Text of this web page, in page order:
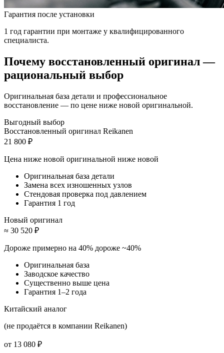
Гарантия после установки
1 год гарантии при монтаже у квалифицированного
специалиста.
Почему восстановленный оригинал —
рациональный выбор
Оригинальная база детали и профессиональное
восстановление — по цене ниже новой оригинальной.
Выгодный выбор
Восстановленный оригинал Reikanen
21 800 ₽
Цена ниже новой оригинальной ниже новой
Оригинальная база детали
Замена всех изношенных узлов
Стендовая проверка под давлением
Гарантия 1 год
Новый оригинал
≈ 30 520 ₽
Дороже примерно на 40% дороже ~40%
Оригинальная база
Заводское качество
Существенно выше цена
Гарантия 1–2 года
Китайский аналог
(не продаётся в компании Reikanen)
от 13 080 ₽